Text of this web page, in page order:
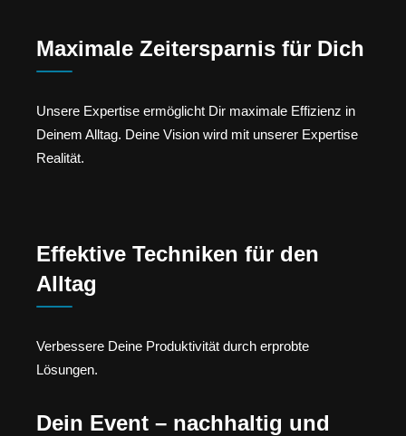
Maximale Zeitersparnis für Dich
Unsere Expertise ermöglicht Dir maximale Effizienz in
Deinem Alltag. Deine Vision wird mit unserer Expertise
Realität.
Effektive Techniken für den
Alltag
Verbessere Deine Produktivität durch erprobte
Lösungen.
Dein Event – nachhaltig und